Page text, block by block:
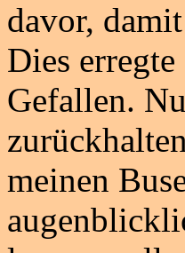
davor,
Dies
Gefallen.
meinen